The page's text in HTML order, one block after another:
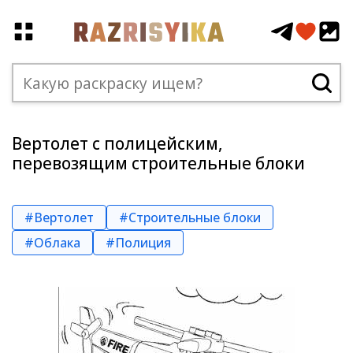
Вертолет с полицейским,
перевозящим строительные блоки
#Вертолет
#Строительные блоки
#Облака
#Полиция